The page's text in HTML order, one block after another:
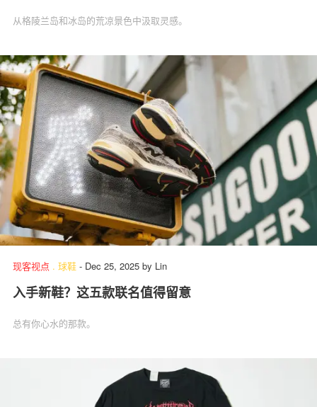
从格陵兰岛和冰岛的荒凉景色中汲取灵感。
现客视点 . 球鞋 - Dec 25, 2025 by Lin
入手新鞋？这五款联名值得留意
总有你心水的那款。